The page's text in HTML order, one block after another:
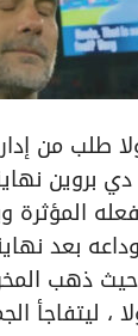
طلب من
بروين
المؤثرة
بعد
ذهب
، ليتفاجأ